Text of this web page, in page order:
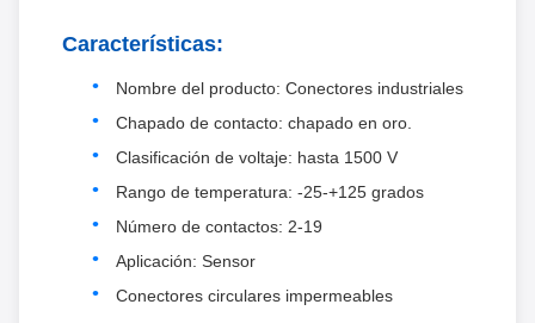
Características:
Nombre del producto: Conectores industriales
Chapado de contacto: chapado en oro.
Clasificación de voltaje: hasta 1500 V
Rango de temperatura: -25-+125 grados
Número de contactos: 2-19
Aplicación: Sensor
Conectores circulares impermeables